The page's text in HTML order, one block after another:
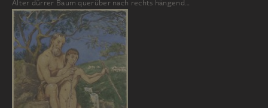
Alter dürrer Baum querüber nach rechts hängend…